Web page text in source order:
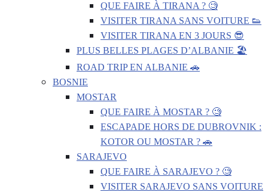
QUE FAIRE À TIRANA ? 🧐
VISITER TIRANA SANS VOITURE 👟
VISITER TIRANA EN 3 JOURS 😎
PLUS BELLES PLAGES D’ALBANIE 🏖️
ROAD TRIP EN ALBANIE 🚗
BOSNIE
MOSTAR
QUE FAIRE À MOSTAR ? 🧐
ESCAPADE HORS DE DUBROVNIK :
KOTOR OU MOSTAR ? 🚗
SARAJEVO
QUE FAIRE À SARAJEVO ? 🧐
VISITER SARAJEVO SANS VOITURE